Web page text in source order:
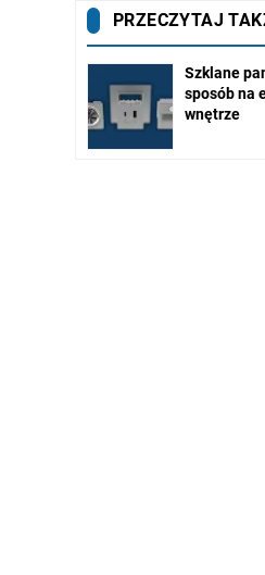
PRZECZYTAJ
Szklane
sposób na
wnętrze